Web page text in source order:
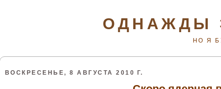
ОДНАЖДЫ
НО Я
ВОСКРЕСЕНЬЕ, 8 АВГУСТА 2010 Г.